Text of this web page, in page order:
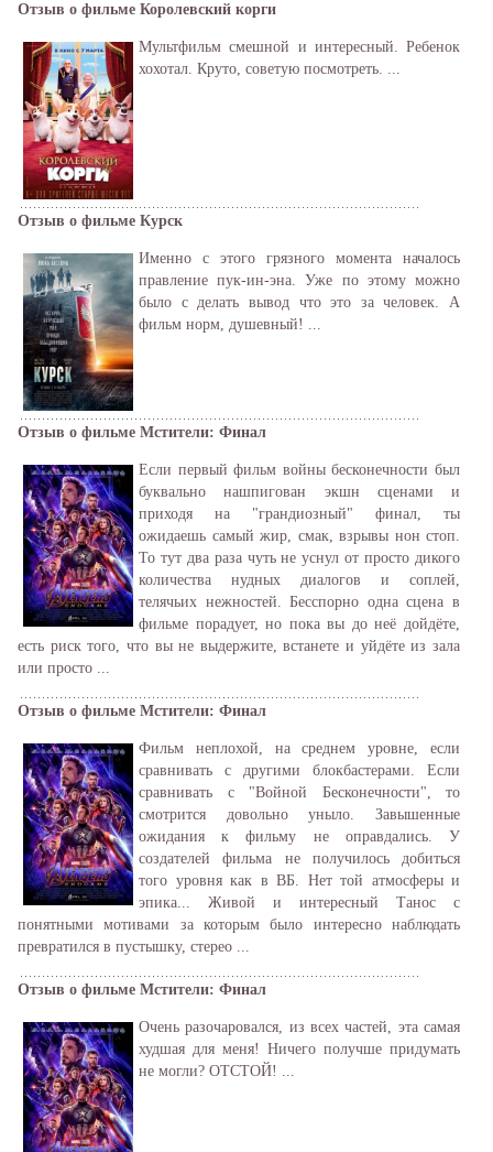
Отзыв о фильме Королевский корги
Мультфильм смешной и интересный. Ребенок
хохотал. Круто, советую посмотреть. ...
Отзыв о фильме Курск
Именно с этого грязного момента началось
правление пук-ин-эна. Уже по этому можно
было с делать вывод что это за человек. А
фильм норм, душевный! ...
Отзыв о фильме Мстители: Финал
Если первый фильм войны бесконечности был
буквально нашпигован экшн сценами и
приходя на "грандиозный" финал, ты
ожидаешь самый жир, смак, взрывы нон стоп.
То тут два раза чуть не уснул от просто дикого
количества нудных диалогов и соплей,
телячьих нежностей. Бесспорно одна сцена в
фильме порадует, но пока вы до неё дойдёте,
есть риск того, что вы не выдержите, встанете и уйдёте из зала
или просто ...
Отзыв о фильме Мстители: Финал
Фильм неплохой, на среднем уровне, если
сравнивать с другими блокбастерами. Если
сравнивать с "Войной Бесконечности", то
смотрится довольно уныло. Завышенные
ожидания к фильму не оправдались. У
создателей фильма не получилось добиться
того уровня как в ВБ. Нет той атмосферы и
эпика... Живой и интересный Танос с
понятными мотивами за которым было интересно наблюдать
превратился в пустышку, стерео ...
Отзыв о фильме Мстители: Финал
Очень разочаровался, из всех частей, эта самая
худшая для меня! Ничего получше придумать
не могли? ОТСТОЙ! ...